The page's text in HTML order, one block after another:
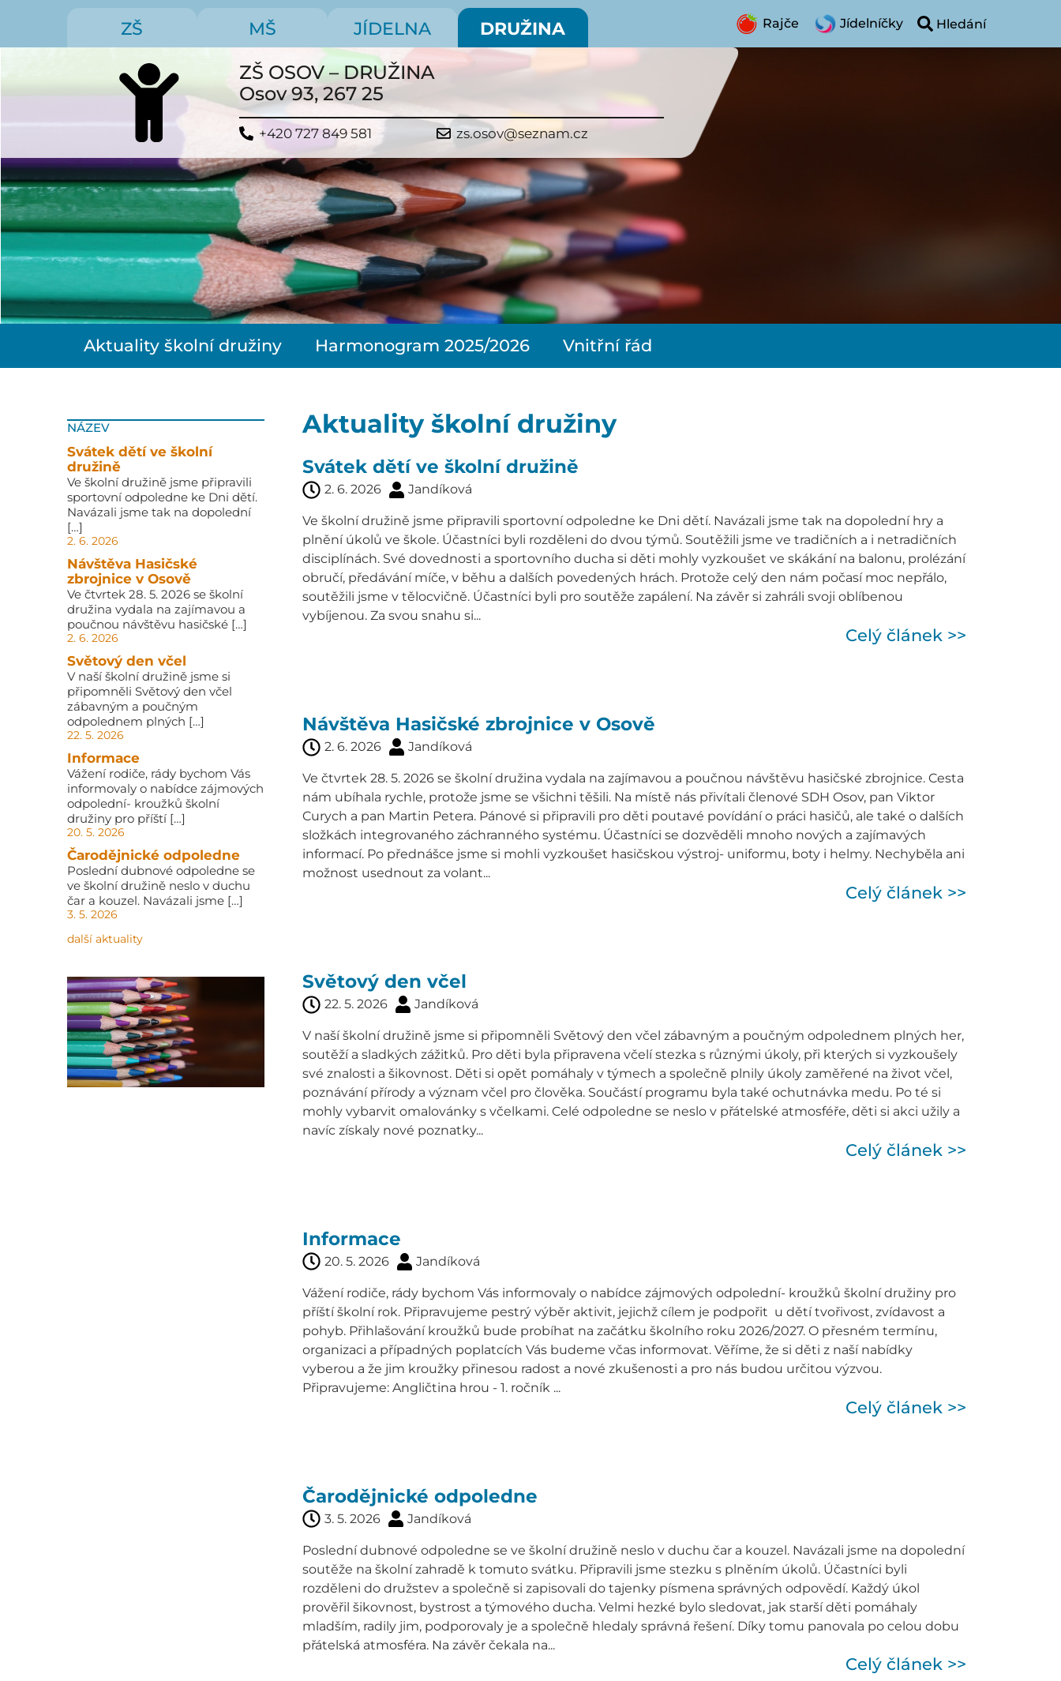
ZŠ MŠ JÍDELNA DRUŽINA Rajče Jídelníčky
ZŠ OSOV – DRUŽINA
Osov 93, 267 25
+420 727 849 581 zs.osov@seznam.cz
Aktuality školní družiny Harmonogram 2025/2026 Vnitřní řád
NÁZEV
Svátek dětí ve školní
družině
Ve školní družině jsme připravili
sportovní odpoledne ke Dni dětí.
Navázali jsme tak na dopolední
[…]
2. 6. 2026
Návštěva Hasičské
zbrojnice v Osově
Ve čtvrtek 28. 5. 2026 se školní
družina vydala na zajímavou a
poučnou návštěvu hasičské […]
2. 6. 2026
Světový den včel
V naší školní družině jsme si
připomněli Světový den včel
zábavným a poučným
odpolednem plných […]
22. 5. 2026
Informace
Vážení rodiče, rády bychom Vás
informovaly o nabídce zájmových
odpolední- kroužků školní
družiny pro příští […]
20. 5. 2026
Čarodějnické odpoledne
Poslední dubnové odpoledne se
ve školní družině neslo v duchu
čar a kouzel. Navázali jsme […]
3. 5. 2026
další aktuality
Aktuality školní družiny
Svátek dětí ve školní družině
2. 6. 2026 Jandíková
Ve školní družině jsme připravili sportovní odpoledne ke Dni dětí. Navázali jsme tak na dopolední hry a
plnění úkolů ve škole. Účastníci byli rozděleni do dvou týmů. Soutěžili jsme ve tradičních a i netradičních
disciplínách. Své dovednosti a sportovního ducha si děti mohly vyzkoušet ve skákání na balonu, prolézání
obručí, předávání míče, v běhu a dalších povedených hrách. Protože celý den nám počasí moc nepřálo,
soutěžili jsme v tělocvičně. Účastníci byli pro soutěže zapálení. Na závěr si zahráli svoji oblíbenou
vybíjenou. Za svou snahu si...
Celý článek >>
Návštěva Hasičské zbrojnice v Osově
2. 6. 2026 Jandíková
Ve čtvrtek 28. 5. 2026 se školní družina vydala na zajímavou a poučnou návštěvu hasičské zbrojnice. Cesta
nám ubíhala rychle, protože jsme se všichni těšili. Na místě nás přivítali členové SDH Osov, pan Viktor
Curych a pan Martin Petera. Pánové si připravili pro děti poutavé povídání o práci hasičů, ale také o dalších
složkách integrovaného záchranného systému. Účastníci se dozvěděli mnoho nových a zajímavých
informací. Po přednášce jsme si mohli vyzkoušet hasičskou výstroj- uniformu, boty i helmy. Nechyběla ani
možnost usednout za volant...
Celý článek >>
Světový den včel
22. 5. 2026 Jandíková
V naší školní družině jsme si připomněli Světový den včel zábavným a poučným odpolednem plných her,
soutěží a sladkých zážitků. Pro děti byla připravena včelí stezka s různými úkoly, při kterých si vyzkoušely
své znalosti a šikovnost. Děti si opět pomáhaly v týmech a společně plnily úkoly zaměřené na život včel,
poznávání přírody a význam včel pro člověka. Součástí programu byla také ochutnávka medu. Po té si
mohly vybarvit omalovánky s včelkami. Celé odpoledne se neslo v přátelské atmosféře, děti si akci užily a
navíc získaly nové poznatky...
Celý článek >>
Informace
20. 5. 2026 Jandíková
Vážení rodiče, rády bychom Vás informovaly o nabídce zájmových odpolední- kroužků školní družiny pro
příští školní rok. Připravujeme pestrý výběr aktivit, jejichž cílem je podpořit u dětí tvořivost, zvídavost a
pohyb. Přihlašování kroužků bude probíhat na začátku školního roku 2026/2027. O přesném termínu,
organizaci a případných poplatcích Vás budeme včas informovat. Věříme, že si děti z naší nabídky
vyberou a že jim kroužky přinesou radost a nové zkušenosti a pro nás budou určitou výzvou.
Připravujeme: Angličtina hrou - 1. ročník ...
Celý článek >>
Čarodějnické odpoledne
3. 5. 2026 Jandíková
Poslední dubnové odpoledne se ve školní družině neslo v duchu čar a kouzel. Navázali jsme na dopolední
soutěže na školní zahradě k tomuto svátku. Připravili jsme stezku s plněním úkolů. Účastníci byli
rozděleni do družstev a společně si zapisovali do tajenky písmena správných odpovědí. Každý úkol
prověřil šikovnost, bystrost a týmového ducha. Velmi hezké bylo sledovat, jak starší děti pomáhaly
mladším, radily jim, podporovaly je a společně hledaly správná řešení. Díky tomu panovala po celou dobu
přátelská atmosféra. Na závěr čekala na...
Celý článek >>